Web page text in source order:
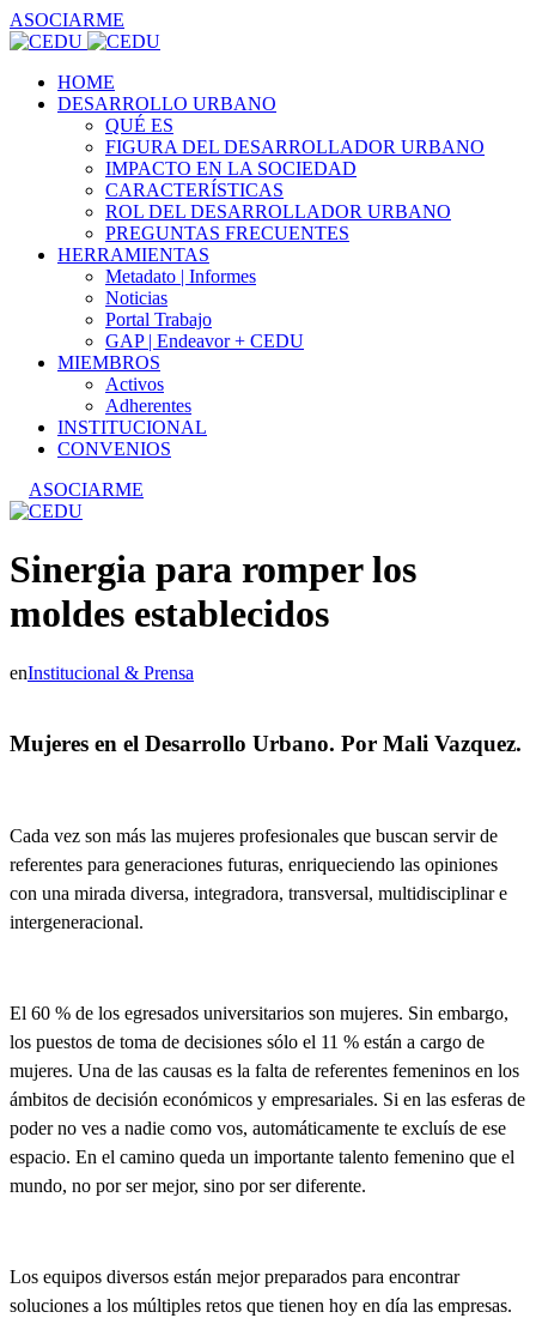
ASOCIARME
HOME
DESARROLLO URBANO
QUÉ ES
FIGURA DEL DESARROLLADOR URBANO
IMPACTO EN LA SOCIEDAD
CARACTERÍSTICAS
ROL DEL DESARROLLADOR URBANO
PREGUNTAS FRECUENTES
HERRAMIENTAS
Metadato | Informes
Noticias
Portal Trabajo
GAP | Endeavor + CEDU
MIEMBROS
Activos
Adherentes
INSTITUCIONAL
CONVENIOS
ASOCIARME
Sinergia para romper los
moldes establecidos
enInstitucional & Prensa
Mujeres en el Desarrollo Urbano. Por Mali Vazquez.
Cada vez son más las mujeres profesionales que buscan servir de
referentes para generaciones futuras, enriqueciendo las opiniones
con una mirada diversa, integradora, transversal, multidisciplinar e
intergeneracional.
El 60 % de los egresados universitarios son mujeres. Sin embargo,
los puestos de toma de decisiones sólo el 11 % están a cargo de
mujeres. Una de las causas es la falta de referentes femeninos en los
ámbitos de decisión económicos y empresariales. Si en las esferas de
poder no ves a nadie como vos, automáticamente te excluís de ese
espacio. En el camino queda un importante talento femenino que el
mundo, no por ser mejor, sino por ser diferente.
Los equipos diversos están mejor preparados para encontrar
soluciones a los múltiples retos que tienen hoy en día las empresas.